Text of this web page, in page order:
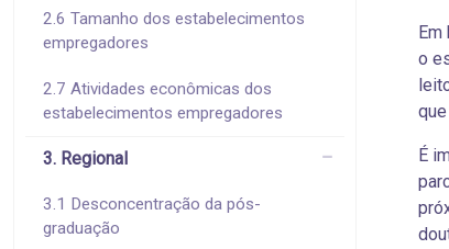
2.6 Tamanho dos estabelecimentos
empregadores
2.7 Atividades econômicas dos
estabelecimentos empregadores
3. Regional
3.1 Desconcentração da pós-
graduação
o
É